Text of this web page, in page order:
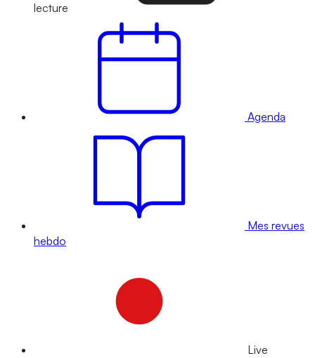
lecture
Agenda
Mes revues
hebdo
Live